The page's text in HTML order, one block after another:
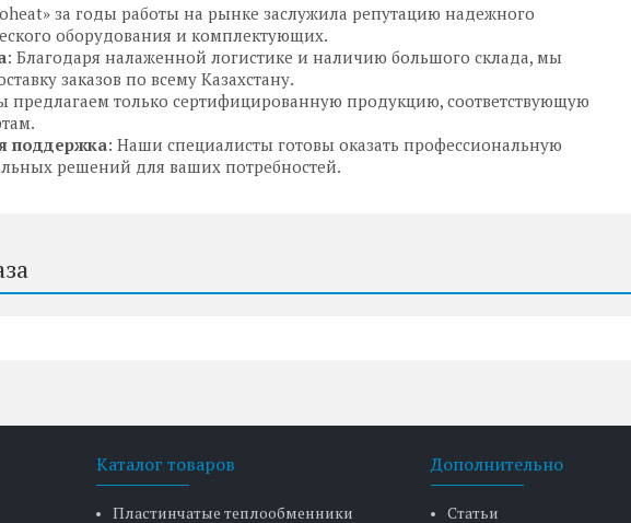
за годы работы на рынке заслужила репутацию надежного
оборудования и комплектующих.
: Благодаря налаженной логистике и наличию большого склада, мы
заказов по всему Казахстану.
предлагаем только сертифицированную продукцию, соответствующую
поддержка: Наши специалисты готовы оказать профессиональную
решений для ваших потребностей.
Каталог товаров
Пластинчатые теплообменники
Дополнительно
Статьи